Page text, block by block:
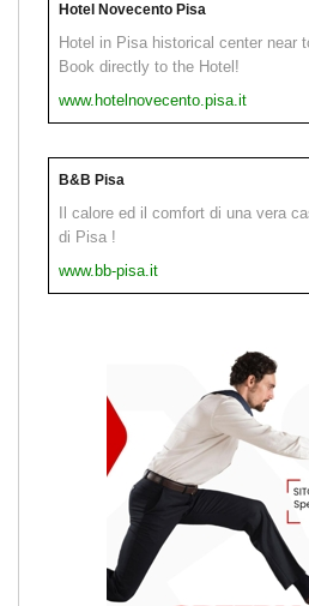
Hotel Novecento Pisa
Hotel in Pisa historical center near
Book directly to the Hotel!
www.hotelnovecento.pisa.it
B&B Pisa
Il calore ed il comfort di una vera
di Pisa !
www.bb-pisa.it